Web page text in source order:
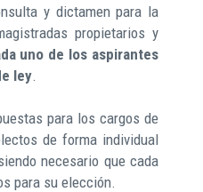
y dictamen para la
propietarios y
uno de los aspirantes
ley.
para los cargos de
de forma individual
necesario que cada
para su elección.